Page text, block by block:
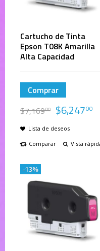
Cartucho de Tinta
Epson T08K Amarilla
Alta Capacidad
Comprar
$7,16900 $6,24700
Lista de deseos
Comparar
Vista
-13%